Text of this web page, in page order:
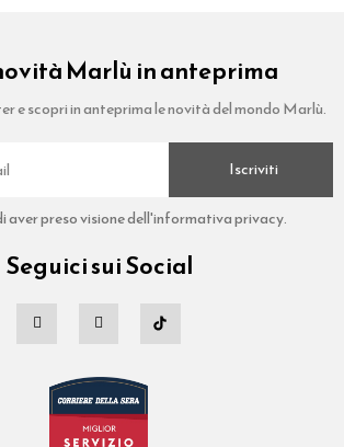
Marlù in anteprima
e scopri in anteprima le novità del mondo Marlù.
Iscriviti
aver preso visione dell'informativa privacy.
Seguici sui Social